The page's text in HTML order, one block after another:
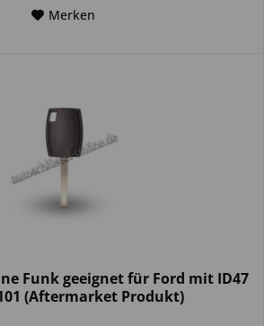
Merken
Funk geeignet für Ford mit ID47
(Aftermarket Produkt)